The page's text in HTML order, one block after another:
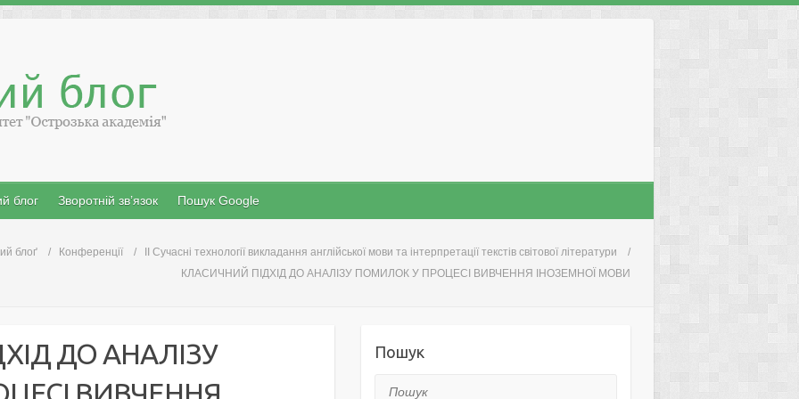
блог Зворотній зв’язок Пошук Google
блоґ Конференції
II Cучасні технології викладання англійської мови та інтерпретації текстів світової літератури
КЛАСИЧНИЙ ПІДХІД ДО АНАЛІЗУ ПОМИЛОК У ПРОЦЕСІ ВИВЧЕННЯ ІНОЗЕМНОЇ МОВИ
ДО АНАЛІЗУ
Пошук
Пошук